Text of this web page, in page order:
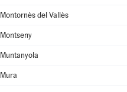
Montornès del Vallès
Montseny
Muntanyola
Mura